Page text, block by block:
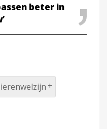
beter in